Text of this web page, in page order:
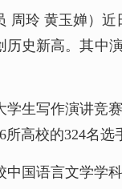
周玲 黄玉婵）
历史新高。其中
学生写作演讲竞
高校的324名选
中国语言文学学